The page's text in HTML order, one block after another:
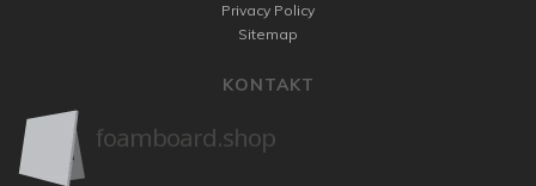
Privacy Policy
Sitemap
KONTAKT